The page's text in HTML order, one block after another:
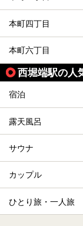
本町四丁目
本町六丁目
西堀端駅の人
宿泊
露天風呂
サウナ
カップル
ひとり旅・一人旅